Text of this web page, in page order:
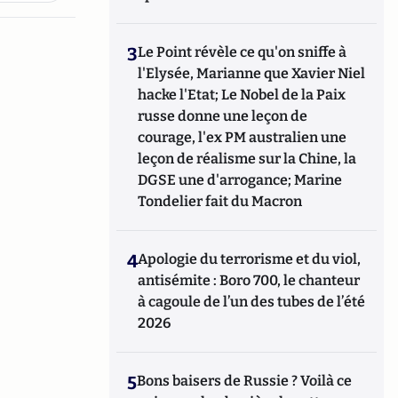
3Le Point révèle ce qu'on sniffe à
l'Elysée, Marianne que Xavier Niel
hacke l'Etat; Le Nobel de la Paix
russe donne une leçon de
courage, l'ex PM australien une
leçon de réalisme sur la Chine, la
DGSE une d'arrogance; Marine
Tondelier fait du Macron
4Apologie du terrorisme et du viol,
antisémite : Boro 700, le chanteur
à cagoule de l’un des tubes de l’été
2026
5Bons baisers de Russie ? Voilà ce